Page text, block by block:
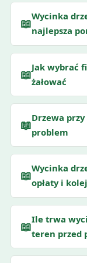
📖Wycinka
najlepsza
📖Jak wybrać
żałować
📖Drzewa
problem
📖Wycinka
opłaty i
📖Ile trwa
teren przed